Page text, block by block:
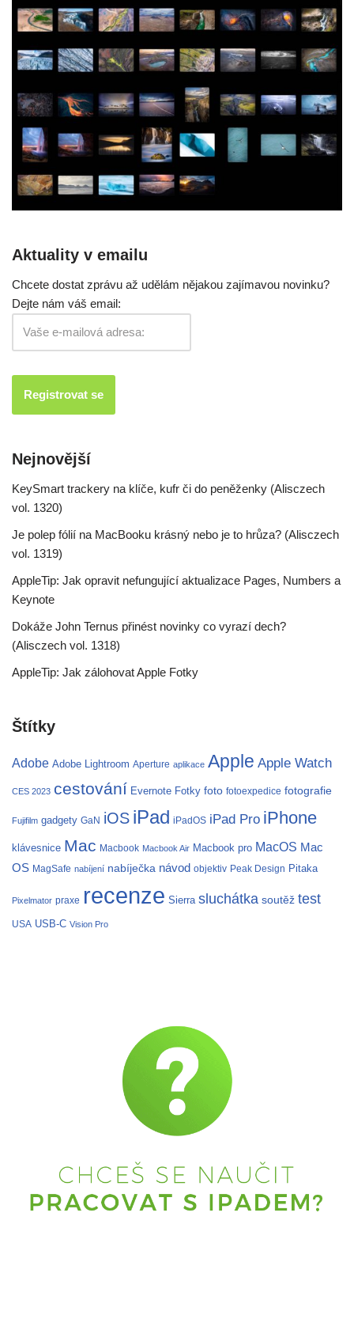
Aktuality v emailu
Chcete dostat zprávu až udělám nějakou zajímavou novinku?
Dejte nám váš email:
Nejnovější
KeySmart trackery na klíče, kufr či do peněženky (Alisczech
vol. 1320)
Je polep fólií na MacBooku krásný nebo je to hrůza? (Alisczech
vol. 1319)
AppleTip: Jak opravit nefungující aktualizace Pages, Numbers a
Keynote
Dokáže John Ternus přinést novinky co vyrazí dech?
(Alisczech vol. 1318)
AppleTip: Jak zálohovat Apple Fotky
Štítky
Adobe Adobe Lightroom Aperture aplikace Apple Apple Watch
CES 2023 cestování Evernote Fotky foto fotoexpedice fotografie
Fujifilm gadgety GaN iOS iPad iPadOS iPad Pro iPhone
klávesnice Mac Macbook Macbook Air Macbook pro MacOS Mac
OS MagSafe nabíjení nabíječka návod objektiv Peak Design Pitaka
Pixelmator praxe recenze Sierra sluchátka soutěž test
USA USB-C Vision Pro